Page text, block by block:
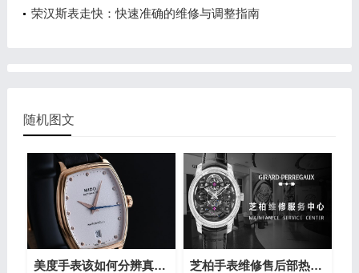
荣汉斯表走快：快速准确的维修与调整指南
随机图文
美度手表该如何分辨真假？（手表的分辨方法） 芝柏手表维修售后部热线电话(专业芝柏手表维修服务，售后热线24小时为您解答)